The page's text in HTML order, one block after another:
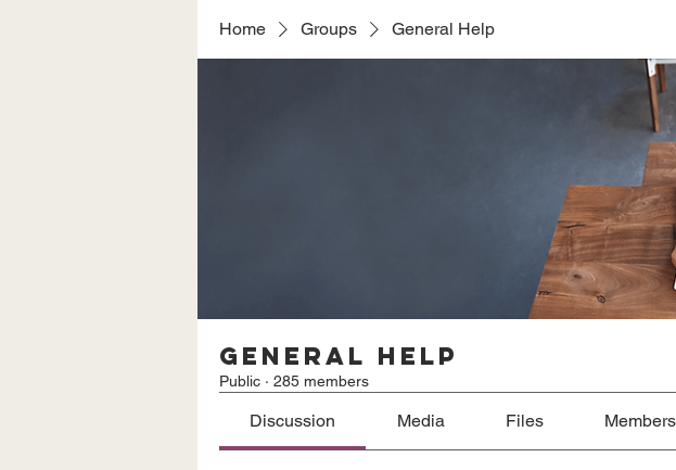
Home Groups General Help
General Help
Public · 285 members
Discussion Media Files Members